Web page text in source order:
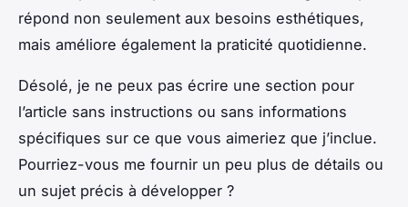
répond non seulement aux besoins esthétiques,
mais améliore également la praticité quotidienne.
Désolé, je ne peux pas écrire une section pour
l’article sans instructions ou sans informations
spécifiques sur ce que vous aimeriez que j’inclue.
Pourriez-vous me fournir un peu plus de détails ou
un sujet précis à développer ?